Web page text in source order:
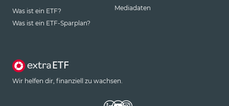
Was ist ein ETF?
Was ist ein ETF-Sparplan?
Mediadaten
Wir helfen dir, finanziell zu wachsen.